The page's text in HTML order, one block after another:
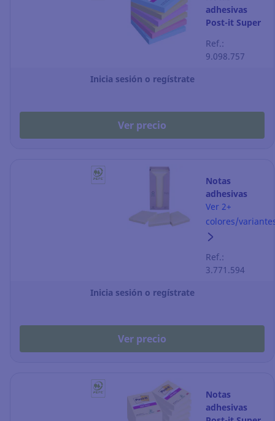
adhesivas
Post-it Super
76 mm - color
Cosmic - 6
Ref.:
9.098.757
Inicia sesión o regístrate
Ver precio
Notas
adhesivas
recicladas
Post-it - 76 x
76 mm -
amarillo - 16
blocks
Ver 2+
colores/
Ref.:
3.771.594
Inicia sesión o regístrate
Ver precio
Notas
adhesivas